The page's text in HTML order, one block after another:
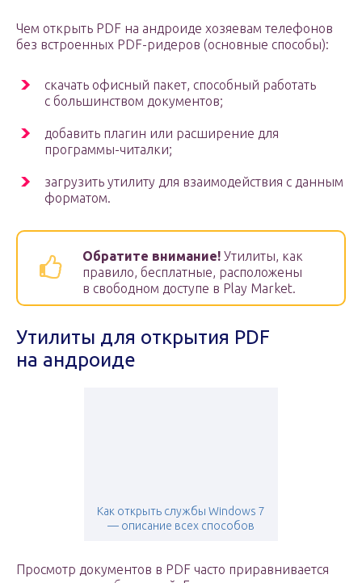
Чем открыть PDF на андроиде хозяевам телефонов
без встроенных PDF-ридеров (основные способы):
скачать офисный пакет, способный работать
с большинством документов;
добавить плагин или расширение для
программы-читалки;
загрузить утилиту для взаимодействия с данным
форматом.
Обратите внимание! Утилиты, как
правило, бесплатные, расположены
в свободном доступе в Play Market.
Утилиты для открытия PDF
на андроиде
Как открыть службы Windows 7
— описание всех способов
Просмотр документов в PDF часто приравнивается